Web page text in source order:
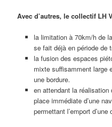
Avec d’autres, le collectif LH
la limitation à 70km/h de
se fait déjà en période de
la fusion des espaces
mixte suffisamment large
une bordure.
en attendant la
place immédiate d’une
permettant l’emport